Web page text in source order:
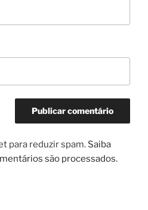
para reduzir spam. Saiba
são processados.